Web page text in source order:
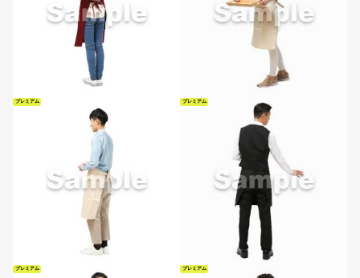
プレミアム プレミアム
プレミアム プレミアム